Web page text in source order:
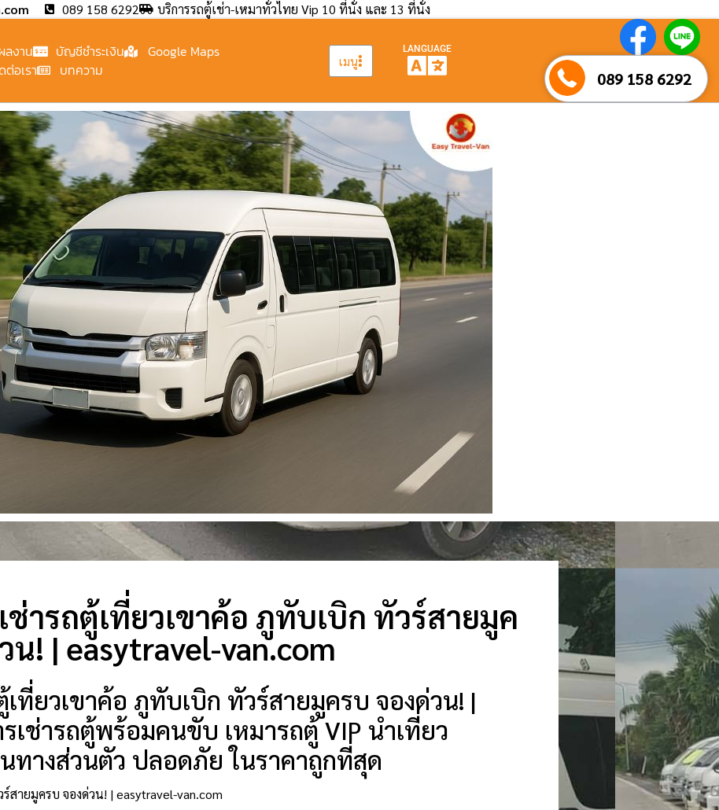
089 158 6292 บริการรถตู้เช่า-เหมาทั่วไทย Vip 10 ที่นั่ง และ 13 ที่นั่ง
งาน บัญชีชำระเงิน
Google Maps
ต่อเรา บทความ เมนู
LANGUAGE
089 158 6292
ารถตู้เที่ยวเขาค้อ ภูทับเบิก ทัวร์สายมูค
น! | easytravel-van.com
เที่ยวเขาค้อ ภูทับเบิก ทัวร์สายมูครบ จองด่วน! |
เช่ารถตู้พร้อมคนขับ เหมารถตู้ VIP นำเที่ยว
ทางส่วนตัว ปลอดภัย ในราคาถูกที่สุด
สายมูครบ จองด่วน! | easytravel-van.com